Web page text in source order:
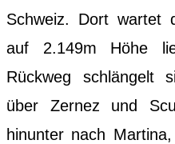
Schweiz. Dort wartet
auf 2.149m Höhe
Rückweg schlängelt
über Zernez und
hinunter nach